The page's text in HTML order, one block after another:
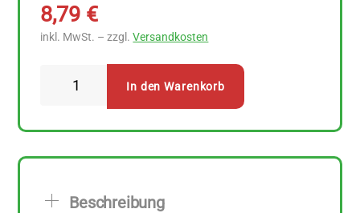
8,79 €
inkl. MwSt. – zzgl.Versandkosten
In den Warenkorb
Beschreibung